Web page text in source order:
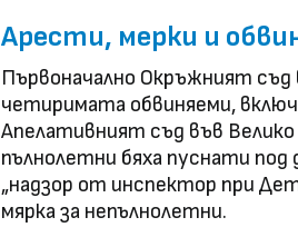
Арести, мерки и
Първоначално Окръжният
четиримата обвиняеми,
Апелативният съд във
пълнолетни бяха пуснати
„надзор от инспектор при
мярка за непълнолетни.